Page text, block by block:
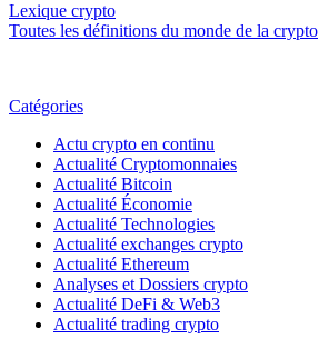
Lexique crypto
Toutes les définitions du monde de la crypto
Catégories
Actu crypto en continu
Actualité Cryptomonnaies
Actualité Bitcoin
Actualité Économie
Actualité Technologies
Actualité exchanges crypto
Actualité Ethereum
Analyses et Dossiers crypto
Actualité DeFi & Web3
Actualité trading crypto